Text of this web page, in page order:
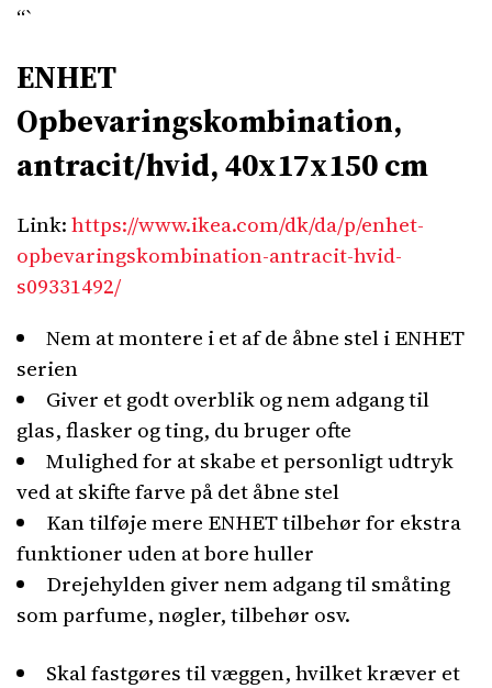
“`
ENHET
Opbevaringskombination,
antracit/hvid, 40x17x150 cm
Link:https://www.ikea.com/dk/da/p/enhet-
opbevaringskombination-antracit-hvid-
s09331492/
Nem at montere i et af de åbne stel i ENHET
serien
Giver et godt overblik og nem adgang til
glas, flasker og ting, du bruger ofte
Mulighed for at skabe et personligt udtryk
ved at skifte farve på det åbne stel
Kan tilføje mere ENHET tilbehør for ekstra
funktioner uden at bore huller
Drejehylden giver nem adgang til småting
som parfume, nøgler, tilbehør osv.
Skal fastgøres til væggen, hvilket kræver et